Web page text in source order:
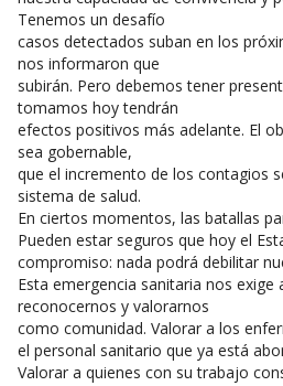
Tenemos un desafío
casos detectados suban en los
nos informaron que
subirán. Pero debemos tener
tomamos hoy tendrán
efectos positivos más adelante. El
sea gobernable,
que el incremento de los contagios
sistema de salud.
En ciertos momentos, las batallas
Pueden estar seguros que hoy el
compromiso: nada podrá debilitar
Esta emergencia sanitaria nos exige
reconocernos y valorarnos
como comunidad. Valorar a los
el personal sanitario que ya está
Valorar a quienes con su trabajo